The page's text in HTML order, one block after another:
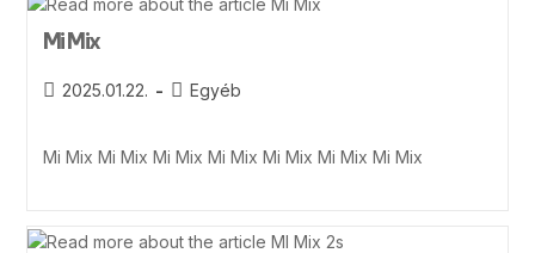
Mi Mix
2025.01.22. Egyéb
Mi Mix Mi Mix Mi Mix Mi Mix Mi Mix Mi Mix Mi Mix